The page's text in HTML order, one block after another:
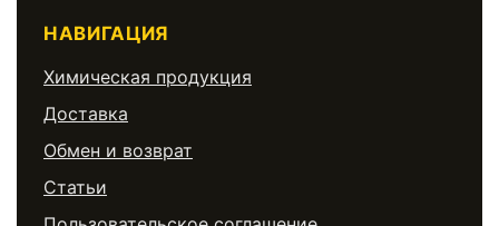
НАВИГАЦИЯ
Химическая продукция
Доставка
Обмен и возврат
Статьи